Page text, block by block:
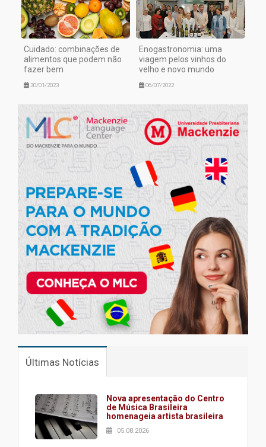
Cuidado: combinações de
alimentos que podem não
fazer bem
30/01/2023
Enogastronomia: uma
viagem pelos vinhos do
velho e novo mundo
06/07/2022
Últimas Notícias
Nova apresentação do Centro
de Música Brasileira
homenageia artista brasileira
05.08.2026